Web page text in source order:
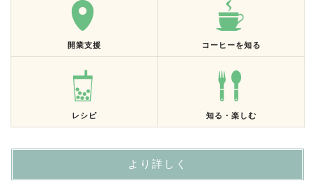
開業支援 コーヒーを知る
レシピ 知る・楽しむ
より詳しく